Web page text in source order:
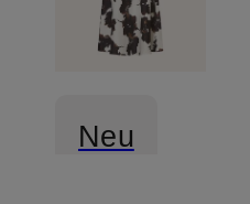
Neu